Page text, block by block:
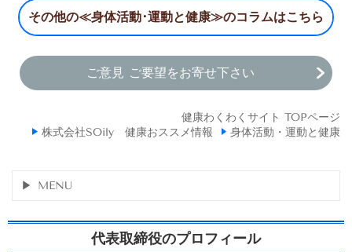
その他の≪身体活動･運動と健康≫のコラムはこちら
ご意見 ご要望をお寄せ下さい
健康わくわくサイト TOPページ
株式会社SOily 健康おススメ情報
身体活動・運動と健康
MENU
代表取締役のプロフィール